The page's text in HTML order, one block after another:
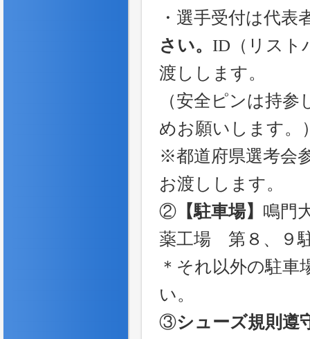
・選手受付は代表
さい。 ID（リスト
渡しします。
（安全ピンは持
めお願いします。
※都道府県選考会
お渡しします。
② 【駐車場】 鳴門
薬工場 第８、９
＊それ以外の駐
い。
③シューズ規則遵